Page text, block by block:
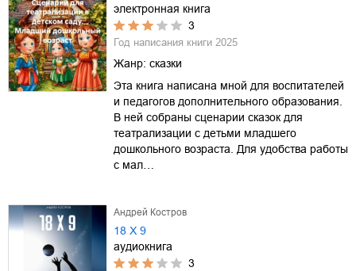
электронная книга
3
Год написания книги 2025
Жанр: сказки
Эта книга написана мной для воспитателей
и педагогов дополнительного образования.
В ней собраны сценарии сказок для
театрализации с детьми младшего
дошкольного возраста. Для удобства работы
с мал…
Андрей Костров
18 Х 9
аудиокнига
3